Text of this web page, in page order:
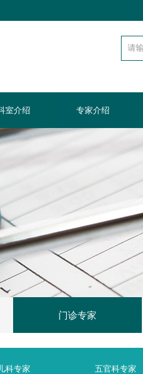
室介绍 专家介绍
门诊专家
科专家 五官科专家